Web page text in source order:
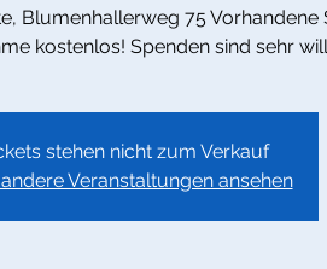
Blumenhallerweg 75 Vorhandene
kostenlos! Spenden sind sehr
stehen nicht zum Verkauf
Veranstaltungen ansehen